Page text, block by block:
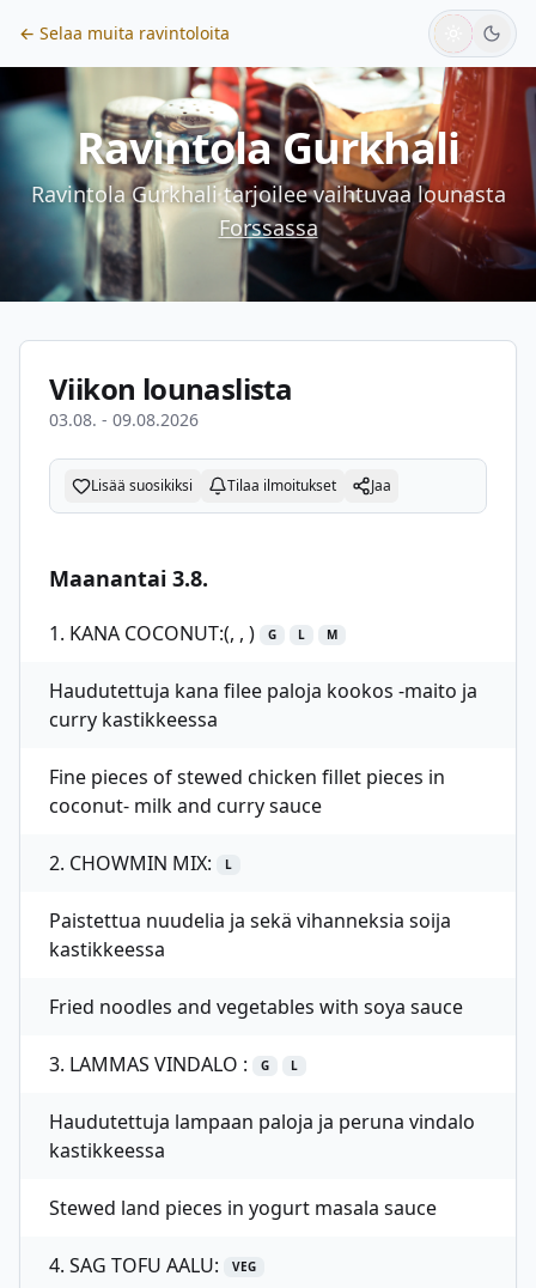
← Selaa muita ravintoloita
Ravintola Gurkhali
Ravintola Gurkhalitarjoilee vaihtuvaa lounasta
Forssassa
Viikon lounaslista
03.08. - 09.08.2026
Lisää suosikiksi Tilaa ilmoitukset Jaa
Maanantai 3.8.
1. KANA COCONUT:(, , ) G L M
Haudutettuja kana filee paloja kookos -maito ja
curry kastikkeessa
Fine pieces of stewed chicken fillet pieces in
coconut- milk and curry sauce
2. CHOWMIN MIX: L
Paistettua nuudelia ja sekä vihanneksia soija
kastikkeessa
Fried noodles and vegetables with soya sauce
3. LAMMAS VINDALO : G L
Haudutettuja lampaan paloja ja peruna vindalo
kastikkeessa
Stewed land pieces in yogurt masala sauce
4. SAG TOFU AALU: VEG